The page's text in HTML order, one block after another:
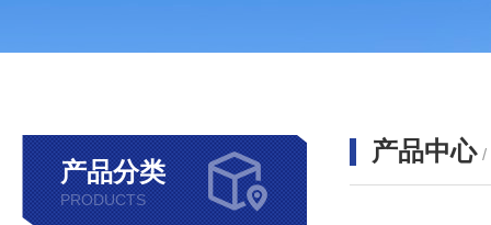
产品分类
PRODUCTS
产品中心 /